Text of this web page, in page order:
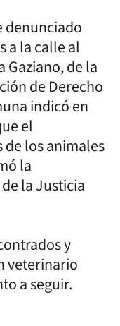
denunciado
a la calle al
Gaziano, de la
de Derecho
indicó en
el
los animales
la
la Justicia
y
veterinario
a seguir.